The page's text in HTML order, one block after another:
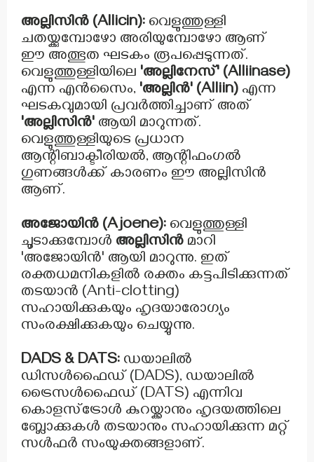
അല്ലിസിൻ (Allicin): വെളുത്തുള്ളി
ചതയ്ക്കുമ്പോഴോ അരിയുമ്പോഴോ ആണ്
ഈ അത്ഭുത ഘടകം രൂപപ്പെടുന്നത്.
വെളുത്തുള്ളിയിലെ 'അല്ലിനേസ്' (Alliinase)
എന്ന എൻസൈം, 'അല്ലിൻ' (Alliin) എന്ന
ഘടകവുമായി പ്രവർത്തിച്ചാണ് അത്
'അല്ലിസിൻ' ആയി മാറുന്നത്.
വെളുത്തുള്ളിയുടെ പ്രധാന
ആന്റിബാക്ടീരിയൽ, ആന്റിഫംഗൽ
ഗുണങ്ങൾക്ക് കാരണം ഈ അല്ലിസിൻ
ആണ്.
അജോയിൻ (Ajoene): വെളുത്തുള്ളി
ചൂടാക്കുമ്പോൾ അല്ലിസിൻ മാറി
'അജോയിൻ' ആയി മാറുന്നു. ഇത്
രക്തധമനികളിൽ രക്തം കട്ടപിടിക്കുന്നത്
തടയാൻ (Anti-clotting)
സഹായിക്കുകയും ഹൃദയാരോഗ്യം
സംരക്ഷിക്കുകയും ചെയ്യുന്നു.
DADS & DATS: ഡയാലിൽ
ഡിസൾഫൈഡ് (DADS), ഡയാലിൽ
ട്രൈസൾഫൈഡ് (DATS) എന്നിവ
കൊളസ്ട്രോൾ കുറയ്ക്കാനും ഹൃദയത്തിലെ
ബ്ലോക്കുകൾ തടയാനും സഹായിക്കുന്ന മറ്റ്
സൾഫർ സംയുക്തങ്ങളാണ്.